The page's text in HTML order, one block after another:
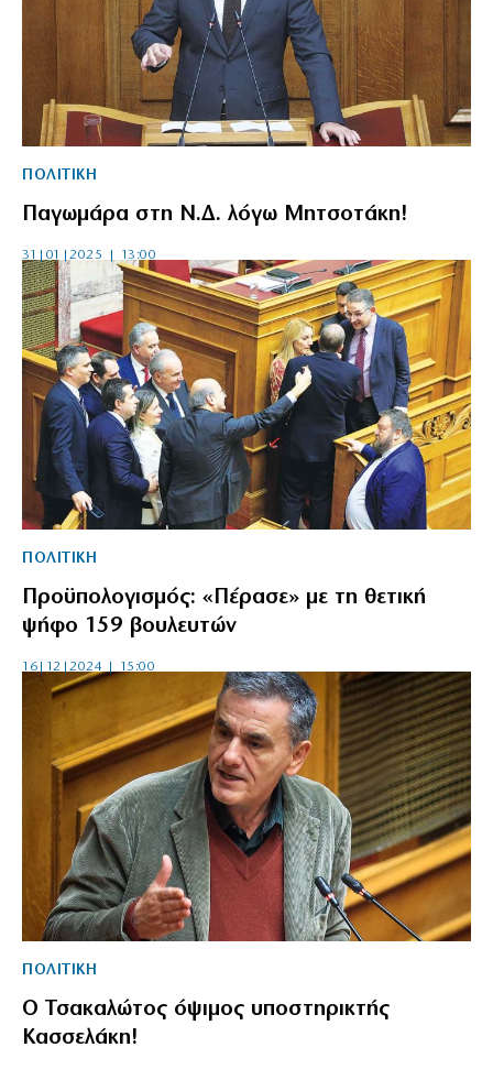
ΠΟΛΙΤΙΚΗ
Παγωμάρα στη Ν.Δ. λόγω Μητσοτάκη!
31|01|2025 | 13:00
ΠΟΛΙΤΙΚΗ
Προϋπολογισμός: «Πέρασε» με τη θετική
ψήφο 159 βουλευτών
16|12|2024 | 15:00
ΠΟΛΙΤΙΚΗ
Ο Τσακαλώτος όψιμος υποστηρικτής
Κασσελάκη!